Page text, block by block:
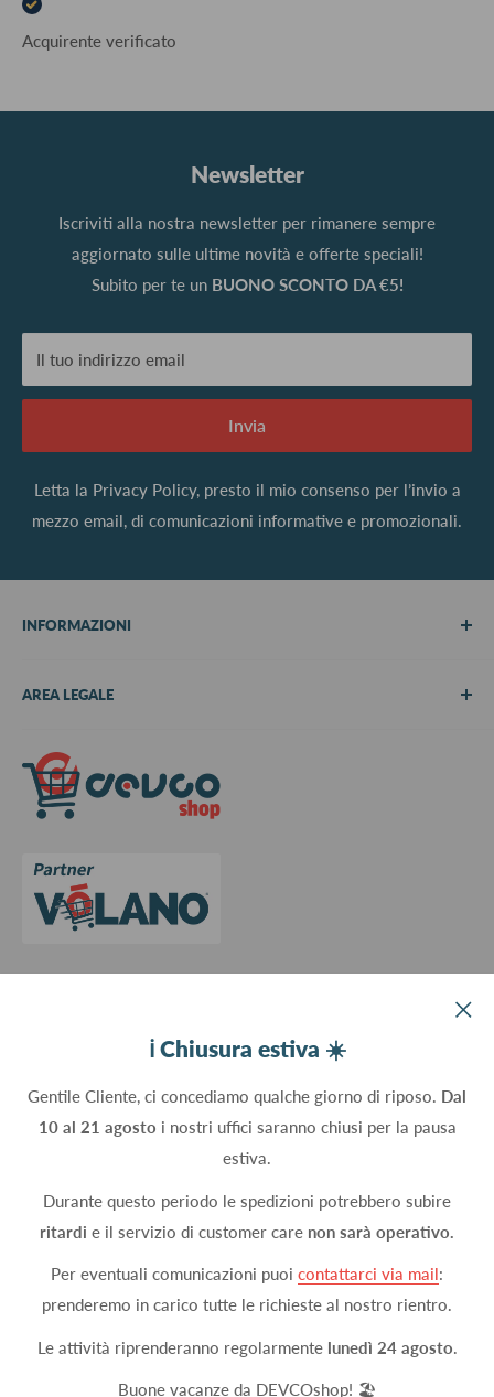
ℹ️ Chiusura estiva ☀️
Gentile Cliente, ci concediamo qualche giorno di riposo. Dal
10 al 21 agosto i nostri uffici saranno chiusi per la pausa
estiva.
Durante questo periodo le spedizioni potrebbero subire
ritardi e il servizio di customer care non sarà operativo.
Per eventuali comunicazioni puoi contattarci via mail:
prenderemo in carico tutte le richieste al nostro rientro.
Le attività riprenderanno regolarmente lunedì 24 agosto
Buone vacanze da DEVCOshop! 🏖️
Acquirente verificato
Newsletter
Iscriviti alla nostra newsletter per rimanere sempre
aggiornato sulle ultime novità e offerte speciali!
Subito per te un BUONO SCONTO DA €5!
Il tuo indirizzo email
Invia
Letta la Privacy Policy, presto il mio consenso per l’invio a
mezzo email, di comunicazioni informative e promozionali.
INFORMAZIONI
Metodi di pagamento
Richiedi preventivo
Contattaci
AREA LEGALE
Informativa su resi e rimborsi
Privacy Policy
Aggiorna le preferenze sui cookie
C.Fisc. P.IVA 09934830960
Seguici
Accettiamo
© 2026 DEVCOshop
Metodi di pagamento attivi